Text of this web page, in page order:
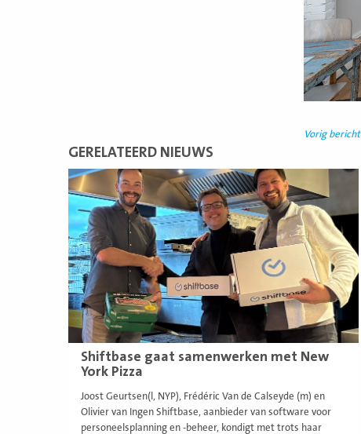
Vorig bericht
GERELATEERD NIEUWS
Shiftbase gaat samenwerken met New
York Pizza
Joost Geurtsen(l, NYP), Frédéric Van de Calseyde (m) en
Olivier van Ingen Shiftbase, aanbieder van software voor
personeelsplanning en -beheer, kondigt met trots haar
Lees
meer